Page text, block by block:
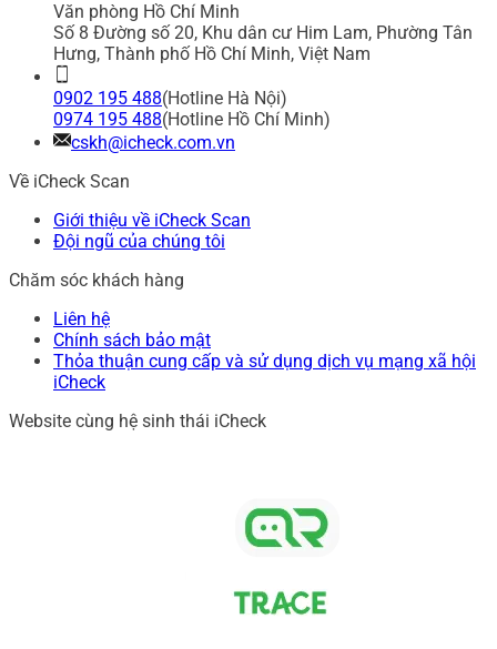
Văn phòng Hồ Chí Minh
Số 8 Đường số 20, Khu dân cư Him Lam, Phường Tân
Hưng, Thành phố Hồ Chí Minh, Việt Nam
0902 195 488(Hotline Hà Nội)
0974 195 488(Hotline Hồ Chí Minh)
cskh@icheck.com.vn
Về iCheck Scan
Giới thiệu về iCheck Scan
Đội ngũ của chúng tôi
Chăm sóc khách hàng
Liên hệ
Chính sách bảo mật
Thỏa thuận cung cấp và sử dụng dịch vụ mạng xã hội
iCheck
Website cùng hệ sinh thái iCheck